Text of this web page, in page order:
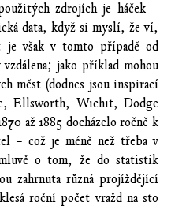
zdrojích je háček –
data, když si myslí, že ví,
je však v tomto případě od
jako příklad mohou
měst (dodnes jsou inspirací
Ellsworth, Wichit, Dodge
až 1885 docházelo ročně k
– což je méně než třeba v
o tom, že do statistik
zahrnuta různá projíždějící
roční počet vražd na sto